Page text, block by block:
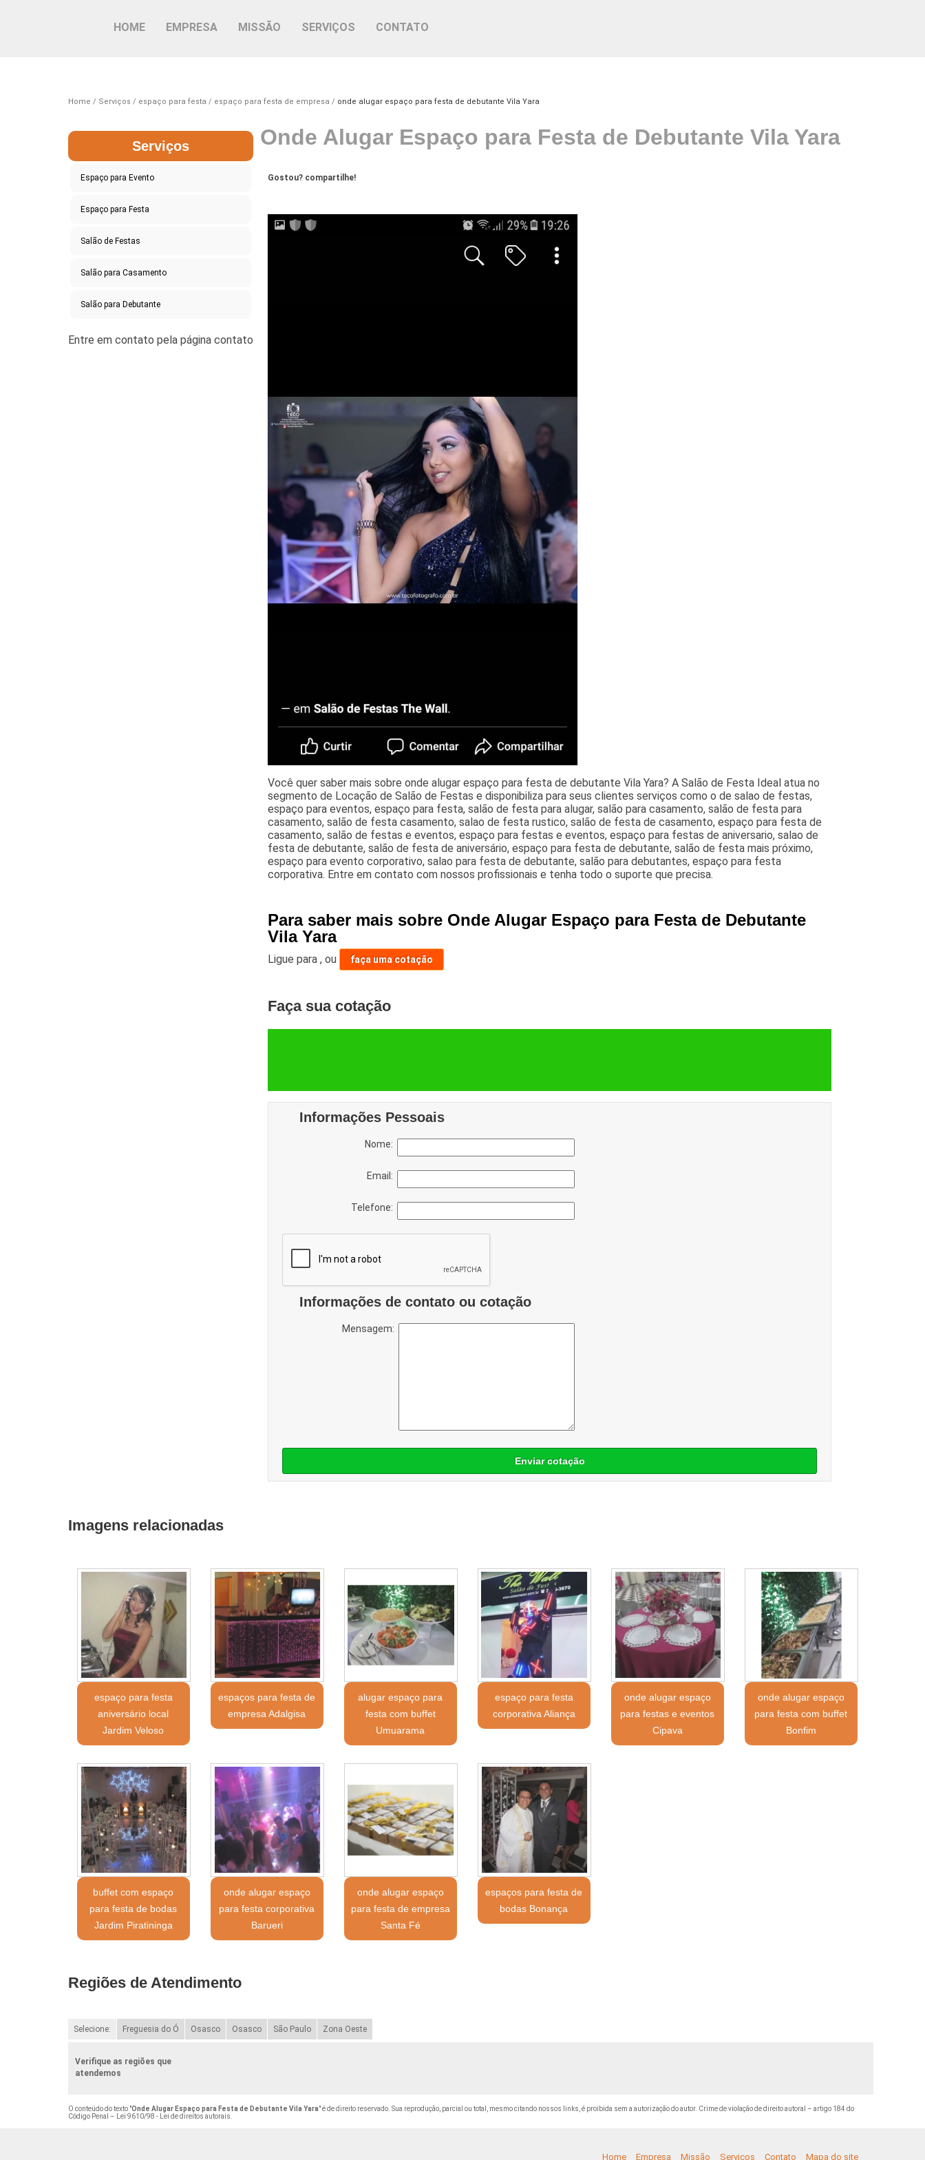
HOME EMPRESA MISSÃO SERVIÇOS CONTATO
Home Serviços espaço para festa espaço para festa de empresa onde alugar espaço para festa de debutante Vila Yara
Serviços
Espaço para Evento
Espaço para Festa
Salão de Festas
Salão para Casamento
Salão para Debutante
Onde Alugar Espaço para Festa de Debutante Vila Yara
Gostou? compartilhe!
Você quer saber mais sobre onde alugar espaço para festa de debutante Vila Yara? A Salão de Festa Ideal atua no
segmento de Locação de Salão de Festas e disponibiliza para seus clientes serviços como o de salao de festas,
espaço para eventos, espaço para festa, salão de festa para alugar, salão para casamento, salão de festa para
casamento, salão de festa casamento, salao de festa rustico, salão de festa de casamento, espaço para festa de
casamento, salão de festas e eventos, espaço para festas e eventos, espaço para festas de aniversario, salao de
festa de debutante, salão de festa de aniversário, espaço para festa de debutante, salão de festa mais próximo,
espaço para evento corporativo, salao para festa de debutante, salão para debutantes, espaço para festa
corporativa. Entre em contato com nossos profissionais e tenha todo o suporte que precisa.
Para saber mais sobre Onde Alugar Espaço para Festa de Debutante
Vila Yara
Ligue para,ou faça uma cotação
Faça sua cotação
Informações Pessoais
Nome:
Email:
Telefone:
Informações de contato ou cotação
Mensagem:
Enviar cotação
Imagens relacionadas
espaço para festa
aniversário local
Jardim Veloso
espaços para festa de
empresa Adalgisa
alugar espaço para
festa com buffet
Umuarama
espaço para festa
corporativa Aliança
onde alugar espaço
para festas e eventos
Cipava
onde alugar espaço
para festa com buffet
Bonfim
buffet com espaço
para festa de bodas
Jardim Piratininga
onde alugar espaço
para festa corporativa
Barueri
onde alugar espaço
para festa de empresa
Santa Fé
espaços para festa de
bodas Bonança
Regiões de Atendimento
Selecione: Freguesia do Ó Osasco Osasco São Paulo Zona Oeste
Verifique as regiões que
atendemos
O conteúdo do texto "Onde Alugar Espaço para Festa de Debutante Vila Yara" é de direito reservado. Sua reprodução, parcial ou total, mesmo citando nossos links, é proibida sem a autorização do autor. Crime de violação de direito autoral – artigo 184 do
Código Penal –
Lei 9610/98 - Lei de direitos autorais
Home Empresa Missão Serviços Contato Mapa do site